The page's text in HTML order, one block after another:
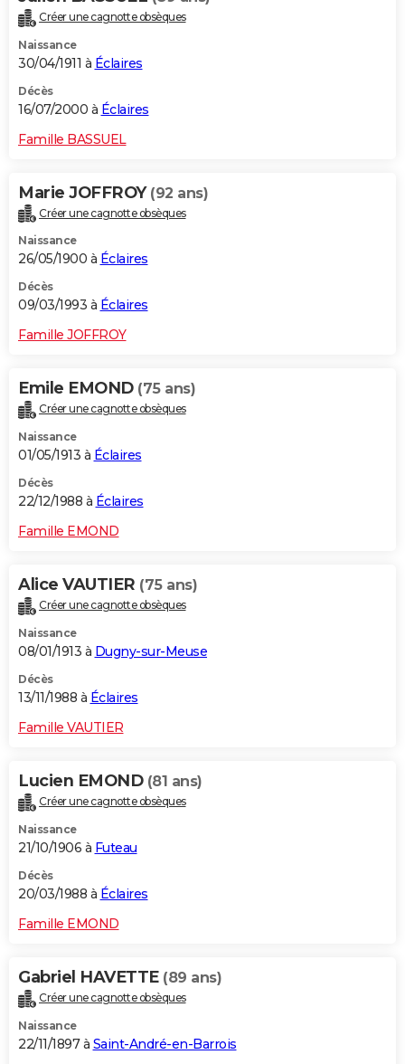
Créer une cagnotte obsèques
Naissance
30/04/1911 à Éclaires
Décès
16/07/2000 à Éclaires
Famille BASSUEL
Marie JOFFROY (92 ans)
Créer une cagnotte obsèques
Naissance
26/05/1900 à Éclaires
Décès
09/03/1993 à Éclaires
Famille JOFFROY
Emile EMOND (75 ans)
Créer une cagnotte obsèques
Naissance
01/05/1913 à Éclaires
Décès
22/12/1988 à Éclaires
Famille EMOND
Alice VAUTIER (75 ans)
Créer une cagnotte obsèques
Naissance
08/01/1913 à Dugny-sur-Meuse
Décès
13/11/1988 à Éclaires
Famille VAUTIER
Lucien EMOND (81 ans)
Créer une cagnotte obsèques
Naissance
21/10/1906 à Futeau
Décès
20/03/1988 à Éclaires
Famille EMOND
Gabriel HAVETTE (89 ans)
Créer une cagnotte obsèques
Naissance
22/11/1897 à Saint-André-en-Barrois